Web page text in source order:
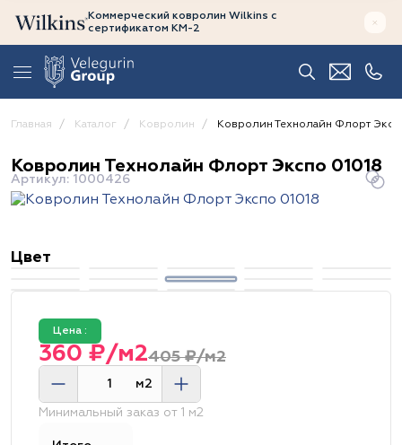
Коммерческий ковролин Wilkins с
сертификатом КМ-2
Главная Каталог Ковролин Ковролин Технолайн Флорт
Ковролин Технолайн Флорт Экспо 01018
Артикул: 1000426
Цвет
Цена :
405 ₽/м2
360 ₽/м2
м2
Минимальный заказ от 1 м2